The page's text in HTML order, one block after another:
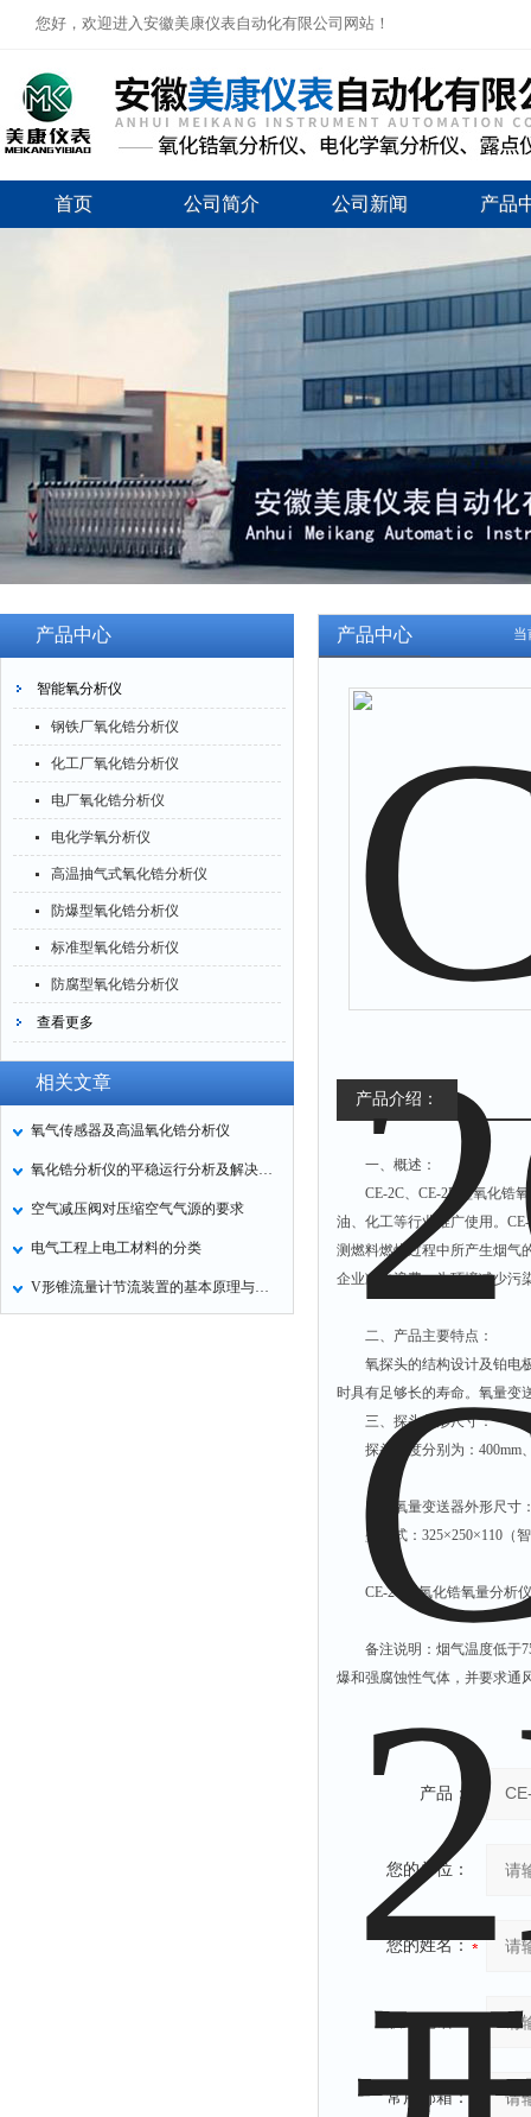
您好，欢迎进入安徽美康仪表自动化有限公司网站！
首页 公司简介 公司新闻 产品
产品中心
智能氧分析仪
钢铁厂氧化锆分析仪
化工厂氧化锆分析仪
电厂氧化锆分析仪
电化学氧分析仪
高温抽气式氧化锆分析仪
防爆型氧化锆分析仪
标准型氧化锆分析仪
防腐型氧化锆分析仪
查看更多
相关文章
氧气传感器及高温氧化锆分析仪
氧化锆分析仪的平稳运行分析及解决措施
空气减压阀对压缩空气气源的要求
电气工程上电工材料的分类
V形锥流量计节流装置的基本原理与结构
当
产品中心
产品介绍：
一、概述：
CE-2C、CE-2D型氧化锆
油、化工等行业推广使用。
测燃料燃烧过程中所产生烟气
企业减少浪费，为环境减少污
二、产品主要特点：
氧探头的结构设计及铂电
时具有足够长的寿命。氧量变
三、探头外形尺寸：
探头长度分别为：400mm
四、氧量变送器外形尺寸
壁挂式：325×250×110（
CE-2C型氧化锆氧量分析
备注说明：烟气温度低于
爆和强腐蚀性气体，并要求通
产品：
您的单位：
您的姓名：
常用邮箱：